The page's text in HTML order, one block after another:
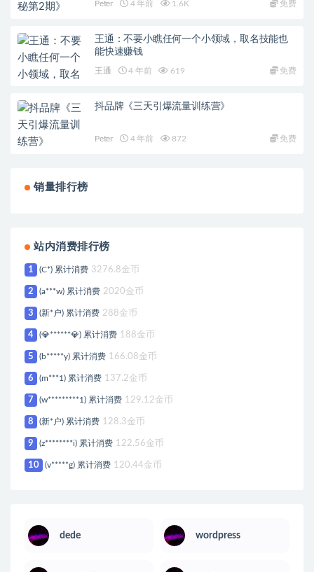
Peter 4 年前 1.6K 免费
王通：不要小瞧任何一个小领域，取名技能也
能快速赚钱
王通 4 年前 619 免费
抖品牌《三天引爆流量训练营》
Peter 4 年前 872 免费
销量排行榜
站内消费排行榜
1 (C*) 累计消费 3276.8金币
2 (a***w) 累计消费 2020金币
3 (新*户) 累计消费 288金币
4 (💎******💎) 累计消费 188金币
5 (b*****y) 累计消费 166.08金币
6 (m***1) 累计消费 137.2金币
7 (w*********1) 累计消费 129.12金币
8 (新*户) 累计消费 128.3金币
9 (z********i) 累计消费 122.56金币
10 (v*****g) 累计消费 120.44金币
dede wordpress